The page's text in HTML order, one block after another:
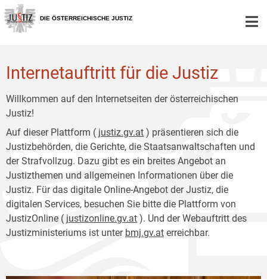
Zur
Hauptnavigation
[1]
Zum
Inhalt
[2]
DIE ÖSTERREICHISCHE JUSTIZ
Internetauftritt für die Justiz
Willkommen auf den Internetseiten der österreichischen
Justiz!
Auf dieser Plattform ( justiz.gv.at ) präsentieren sich die
Justizbehörden, die Gerichte, die Staatsanwaltschaften und
der Strafvollzug. Dazu gibt es ein breites Angebot an
Justizthemen und allgemeinen Informationen über die
Justiz. Für das digitale Online-Angebot der Justiz, die
digitalen Services, besuchen Sie bitte die Plattform von
JustizOnline ( justizonline.gv.at ). Und der Webauftritt des
Justizministeriums ist unter bmj.gv.at erreichbar.